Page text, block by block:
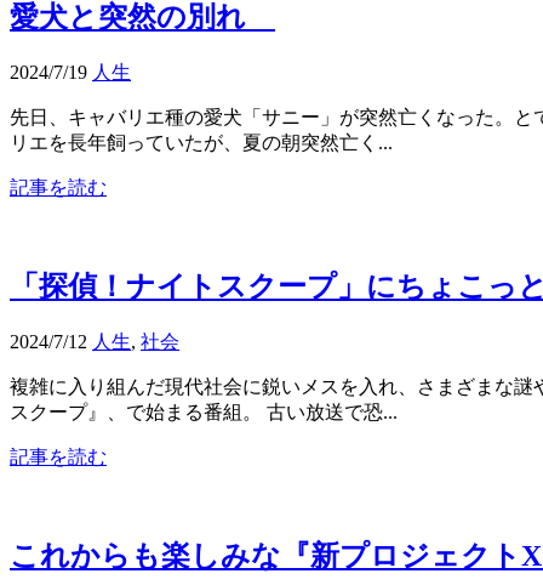
愛犬と突然の別れ
2024/7/19 人生
先日、キャバリエ種の愛犬「サニー」が突然亡くなった。
リエを長年飼っていたが、夏の朝突然亡く...
記事を読む
「探偵！ナイトスクープ」にちょこっ
2024/7/12 人生, 社会
複雑に入り組んだ現代社会に鋭いメスを入れ、さまざまな
スクープ』、で始まる番組。 古い放送で恐...
記事を読む
これからも楽しみな『新プロジェクト